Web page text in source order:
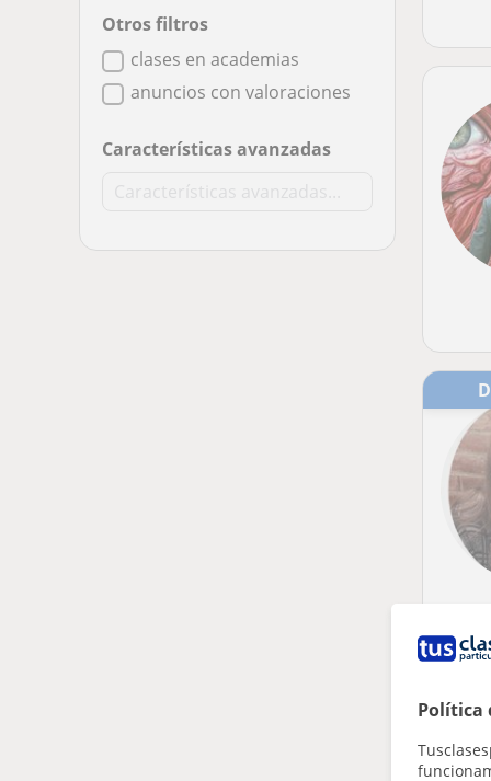
Política
Otros filtros
clases en academias
anuncios con valoraciones
Características avanzadas